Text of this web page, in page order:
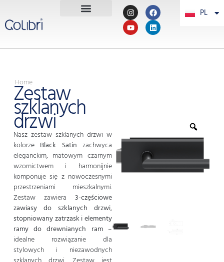
PL
PT
Home
Zestaw
szklanych
drzwi
Nasz zestaw szklanych drzwi w
kolorze Black Satin zachwyca
eleganckim, matowym czarnym
wzornictwem i harmonijnie
komponuje się z nowoczesnymi
przestrzeniami mieszkalnymi.
Zestaw zawiera 3-częściowe
zawiasy do szklanych drzwi,
stopniowany zatrzask i elementy
ramy do drewnianych ram–
idealne rozwiązanie dla
stylowych i niezawodnych